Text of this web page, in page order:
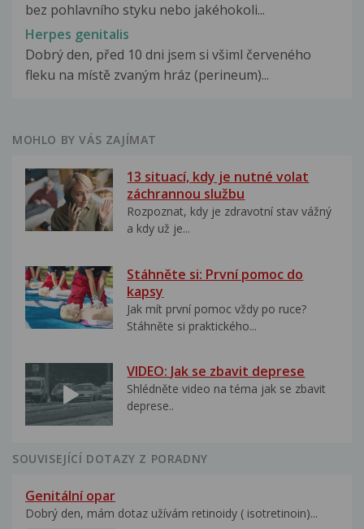
bez pohlavního styku nebo jakéhokoli...
Herpes genitalis
Dobrý den, před 10 dni jsem si všiml červeného
fleku na místě zvaným hráz (perineum)...
MOHLO BY VÁS ZAJÍMAT
13 situací, kdy je nutné volat
záchrannou službu
Rozpoznat, kdy je zdravotní stav vážný
a kdy už je...
Stáhněte si: První pomoc do
kapsy
Jak mít první pomoc vždy po ruce?
Stáhněte si praktického...
VIDEO: Jak se zbavit deprese
Shlédněte video na téma jak se zbavit
deprese..
SOUVISEJÍCÍ DOTAZY Z PORADNY
Genitální opar
Dobrý den, mám dotaz užívám retinoidy ( isotretinoin)...